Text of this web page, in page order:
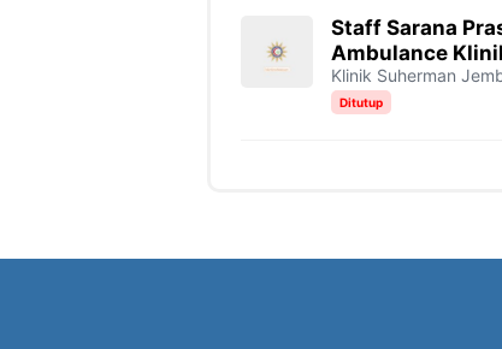
Staff Sarana
Ambulance
Klinik Suherman
Ditutup